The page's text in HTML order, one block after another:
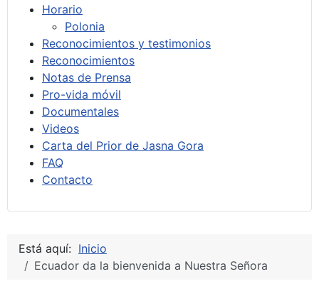
Horario
Polonia
Reconocimientos y testimonios
Reconocimientos
Notas de Prensa
Pro-vida móvil
Documentales
Videos
Carta del Prior de Jasna Gora
FAQ
Contacto
Está aquí: Inicio
Ecuador da la bienvenida a Nuestra Señora